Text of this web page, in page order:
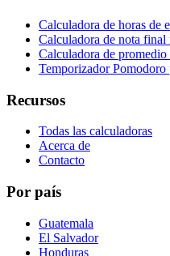
Calculadora de horas de
Calculadora de nota final
Calculadora de promedio
Temporizador Pomodoro
Recursos
Todas las calculadoras
Acerca de
Contacto
Por país
Guatemala
El Salvador
Honduras